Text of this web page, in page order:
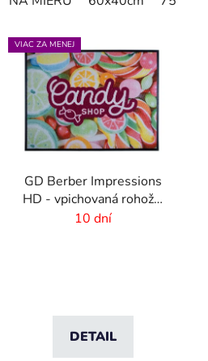
VIAC ZA MENEJ
GD Berber Impressions
HD - vpichovaná rohož s
logom
10 dní
DETAIL